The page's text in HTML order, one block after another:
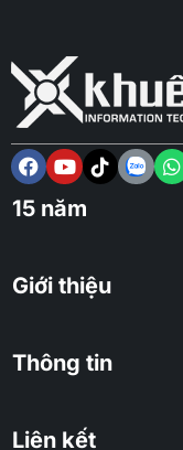
15 năm
Giới thiệu
Thông tin
Liên kết